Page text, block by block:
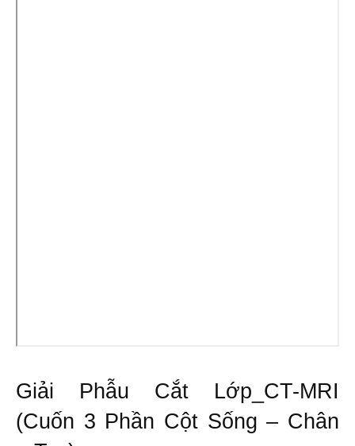
Giải Phẫu Cắt Lớp_CT-MRI
(Cuốn 3 Phần Cột Sống – Chân